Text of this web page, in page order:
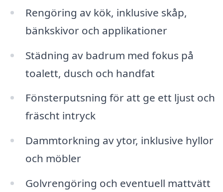
Rengöring av kök, inklusive skåp,
bänkskivor och applikationer
Städning av badrum med fokus på
toalett, dusch och handfat
Fönsterputsning för att ge ett ljust och
fräscht intryck
Dammtorkning av ytor, inklusive hyllor
och möbler
Golvrengöring och eventuell mattvätt